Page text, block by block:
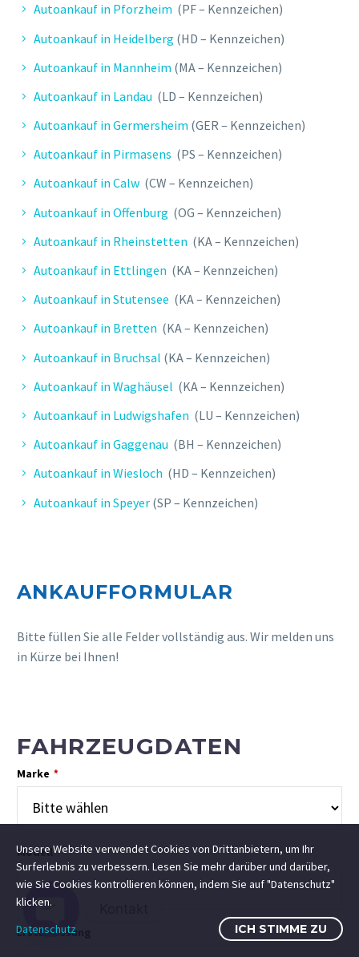
Autoankauf in Pforzheim (PF – Kennzeichen)
Autoankauf in Heidelberg (HD – Kennzeichen)
Autoankauf in Mannheim (MA – Kennzeichen)
Autoankauf in Landau (LD – Kennzeichen)
Autoankauf in Germersheim (GER – Kennzeichen)
Autoankauf in Pirmasens (PS – Kennzeichen)
Autoankauf in Calw (CW – Kennzeichen)
Autoankauf in Offenburg (OG – Kennzeichen)
Autoankauf in Rheinstetten (KA – Kennzeichen)
Autoankauf in Ettlingen (KA – Kennzeichen)
Autoankauf in Stutensee (KA – Kennzeichen)
Autoankauf in Bretten (KA – Kennzeichen)
Autoankauf in Bruchsal (KA – Kennzeichen)
Autoankauf in Waghäusel (KA – Kennzeichen)
Autoankauf in Ludwigshafen (LU – Kennzeichen)
Autoankauf in Gaggenau (BH – Kennzeichen)
Autoankauf in Wiesloch (HD – Kennzeichen)
Autoankauf in Speyer (SP – Kennzeichen)
ANKAUFFORMULAR
Bitte füllen Sie alle Felder vollständig aus. Wir melden uns
in Kürze bei Ihnen!
FAHRZEUGDATEN
Marke *
Modell
Erstzulassung
Unsere Website verwendet Cookies von Drittanbietern, um Ihr
Surferlebnis zu verbessern. Lesen Sie mehr darüber und darüber,
wie Sie Cookies kontrollieren können, indem Sie auf "Datenschutz"
klicken.
Datenschutz
ICH STIMME ZU